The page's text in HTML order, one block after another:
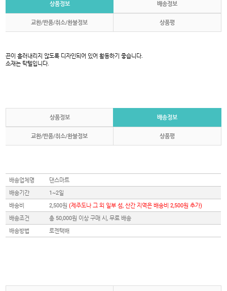
상품정보 배송정보
교환/반품/취소/환불정보 상품평
끈이 흘러내리지 않도록 디자인되어 있어 활동하기 좋습니다.
소재는 탁텔입니다.
상품정보 배송정보
교환/반품/취소/환불정보 상품평
배송업체명
댄스마트
배송기간
1~2일
배송비
2,500원(제주도나 그 외 일부 섬, 산간 지역은 배송비 2,500원 추가)
배송조건
총 50,000원 이상 구매 시, 무료 배송
배송방법
로젠택배